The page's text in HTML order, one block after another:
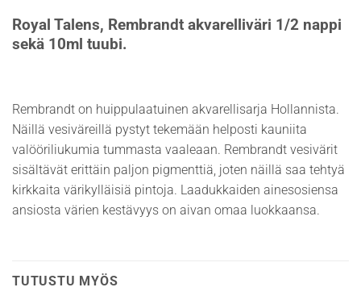
Royal Talens, Rembrandt akvarelliväri 1/2 nappi
sekä 10ml tuubi.
Rembrandt on huippulaatuinen akvarellisarja Hollannista.
Näillä vesiväreillä pystyt tekemään helposti kauniita
valööriliukumia tummasta vaaleaan. Rembrandt vesivärit
sisältävät erittäin paljon pigmenttiä, joten näillä saa tehtyä
kirkkaita värikylläisiä pintoja. Laadukkaiden ainesosiensa
ansiosta värien kestävyys on aivan omaa luokkaansa.
TUTUSTU MYÖS